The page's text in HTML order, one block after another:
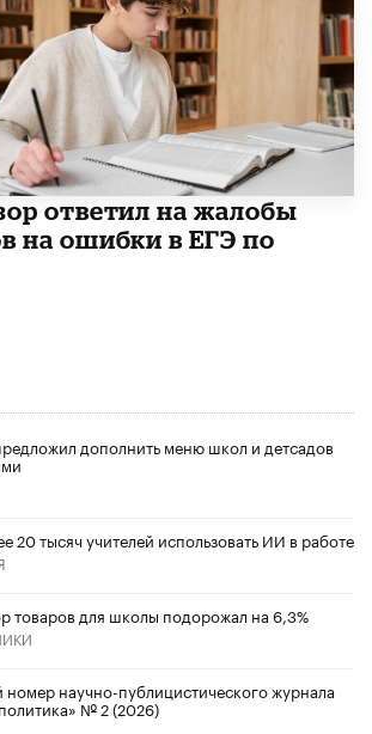
ответил на жалобы
на ошибки в ЕГЭ по
дополнить меню школ и детсадов
20 тысяч учителей использовать ИИ в работе
товаров для школы подорожал на 6,3%
научно-публицистического журнала
№ 2 (2026)